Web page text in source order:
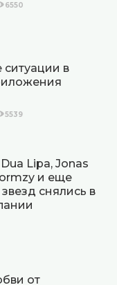
6550
в
5539
Lipa, Jonas
и еще
снялись в
от